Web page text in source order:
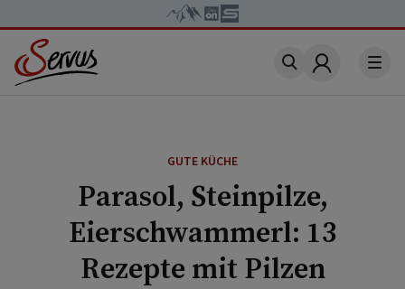
Account
GUTE KÜCHE
Parasol, Steinpilze,
Eierschwammerl: 13
Rezepte mit Pilzen